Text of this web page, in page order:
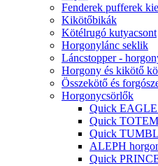
Fenderek pufferek
Kikötőbikák
Kötélrugó kutyacsont
Horgonylánc seklik
Láncstopper -
Horgony és kikötő
Összekötő és
Horgonycsörlők
Quick EAGLE
Quick
Quick
ALEPH
Quick